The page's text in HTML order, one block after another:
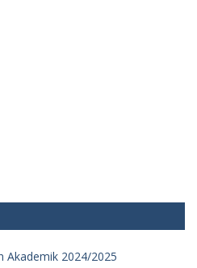
Akademik 2024/2025